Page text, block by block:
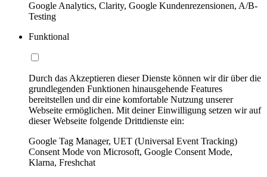
Google Analytics, Clarity, Google Kundenrezensionen, A/B-
Testing
Funktional
Durch das Akzeptieren dieser Dienste können wir dir über die
grundlegenden Funktionen hinausgehende Features
bereitstellen und dir eine komfortable Nutzung unserer
Webseite ermöglichen. Mit deiner Einwilligung setzen wir auf
dieser Webseite folgende Drittdienste ein:
Google Tag Manager, UET (Universal Event Tracking)
Consent Mode von Microsoft, Google Consent Mode,
Klarna, Freshchat